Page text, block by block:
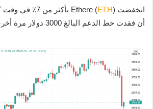
انخفضت Ethere ( ETH
) بأكثر من 7٪
أن فقدت خط الدعم البالغ 3000 دولار مرة أخرى.